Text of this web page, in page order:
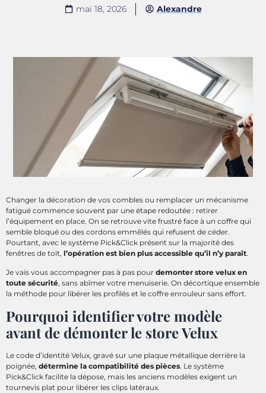
mai 18, 2026 Alexandre
Changer la décoration de vos combles ou remplacer un mécanisme
fatigué commence souvent par une étape redoutée : retirer
l’équipement en place. On se retrouve vite frustré face à un coffre qui
semble bloqué ou des cordons emmêlés qui refusent de céder.
Pourtant, avec le système Pick&Click présent sur la majorité des
fenêtres de toit, l’opération est bien plus accessible qu’il n’y paraît.
Je vais vous accompagner pas à pas pour demonter store velux en
toute sécurité, sans abîmer votre menuiserie. On décortique ensemble
la méthode pour libérer les profilés et le coffre enrouleur sans effort.
Pourquoi identifier votre modèle
avant de démonter le store Velux
Le code d’identité Velux, gravé sur une plaque métallique derrière la
poignée, détermine la compatibilité des pièces. Le système
Pick&Click facilite la dépose, mais les anciens modèles exigent un
tournevis plat pour libérer les clips latéraux.